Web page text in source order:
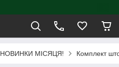
НОВИНКИ МІСЯЦЯ! Комплект